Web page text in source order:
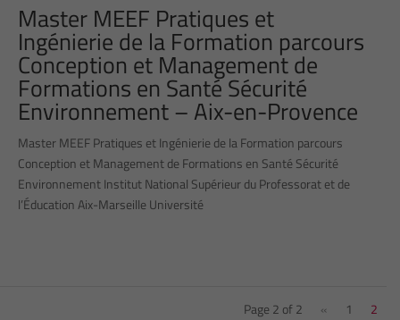
Master MEEF Pratiques et
Ingénierie de la Formation parcours
Conception et Management de
Formations en Santé Sécurité
Environnement – Aix-en-Provence
Master MEEF Pratiques et Ingénierie de la Formation parcours
Conception et Management de Formations en Santé Sécurité
Environnement Institut National Supérieur du Professorat et de
l’Éducation Aix-Marseille Université
Page 2 of 2 « 1 2